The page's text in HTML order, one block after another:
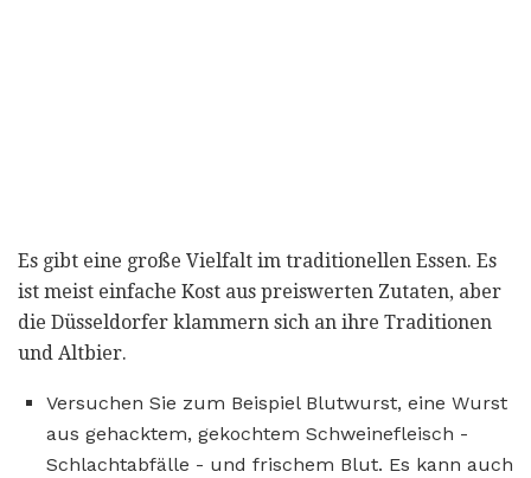
Es gibt eine große Vielfalt im traditionellen Essen. Es
ist meist einfache Kost aus preiswerten Zutaten, aber
die Düsseldorfer klammern sich an ihre Traditionen
und Altbier.
Versuchen Sie zum Beispiel Blutwurst, eine Wurst
aus gehacktem, gekochtem Schweinefleisch -
Schlachtabfälle - und frischem Blut. Es kann auch